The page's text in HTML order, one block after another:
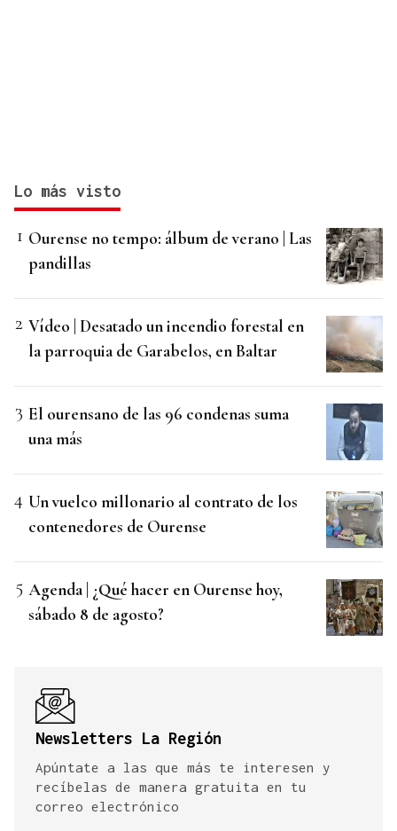
Lo más visto
Ourense no tempo: álbum de verano | Las
pandillas
Vídeo | Desatado un incendio forestal en
la parroquia de Garabelos, en Baltar
El ourensano de las 96 condenas suma
una más
Un vuelco millonario al contrato de los
contenedores de Ourense
Agenda | ¿Qué hacer en Ourense hoy,
sábado 8 de agosto?
Newsletters La Región
Apúntate a las que más te interesen y
recíbelas de manera gratuita en tu
correo electrónico